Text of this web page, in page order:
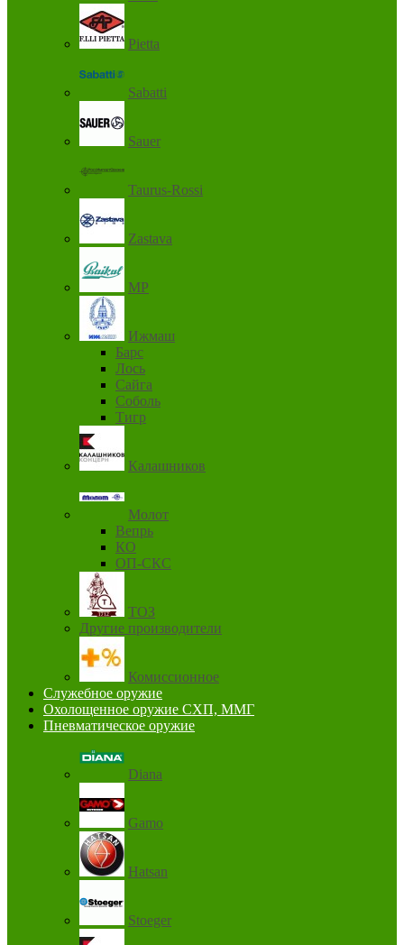
Pietta
Sabatti
Sauer
Taurus-Rossi
Zastava
MP
Ижмаш
Барс
Лось
Сайга
Соболь
Тигр
Калашников
Молот
Вепрь
КО
ОП-СКС
ТОЗ
Другие производители
Комиссионное
Служебное оружие
Охолощенное оружие СХП, ММГ
Пневматическое оружие
Diana
Gamo
Hatsan
Stoeger